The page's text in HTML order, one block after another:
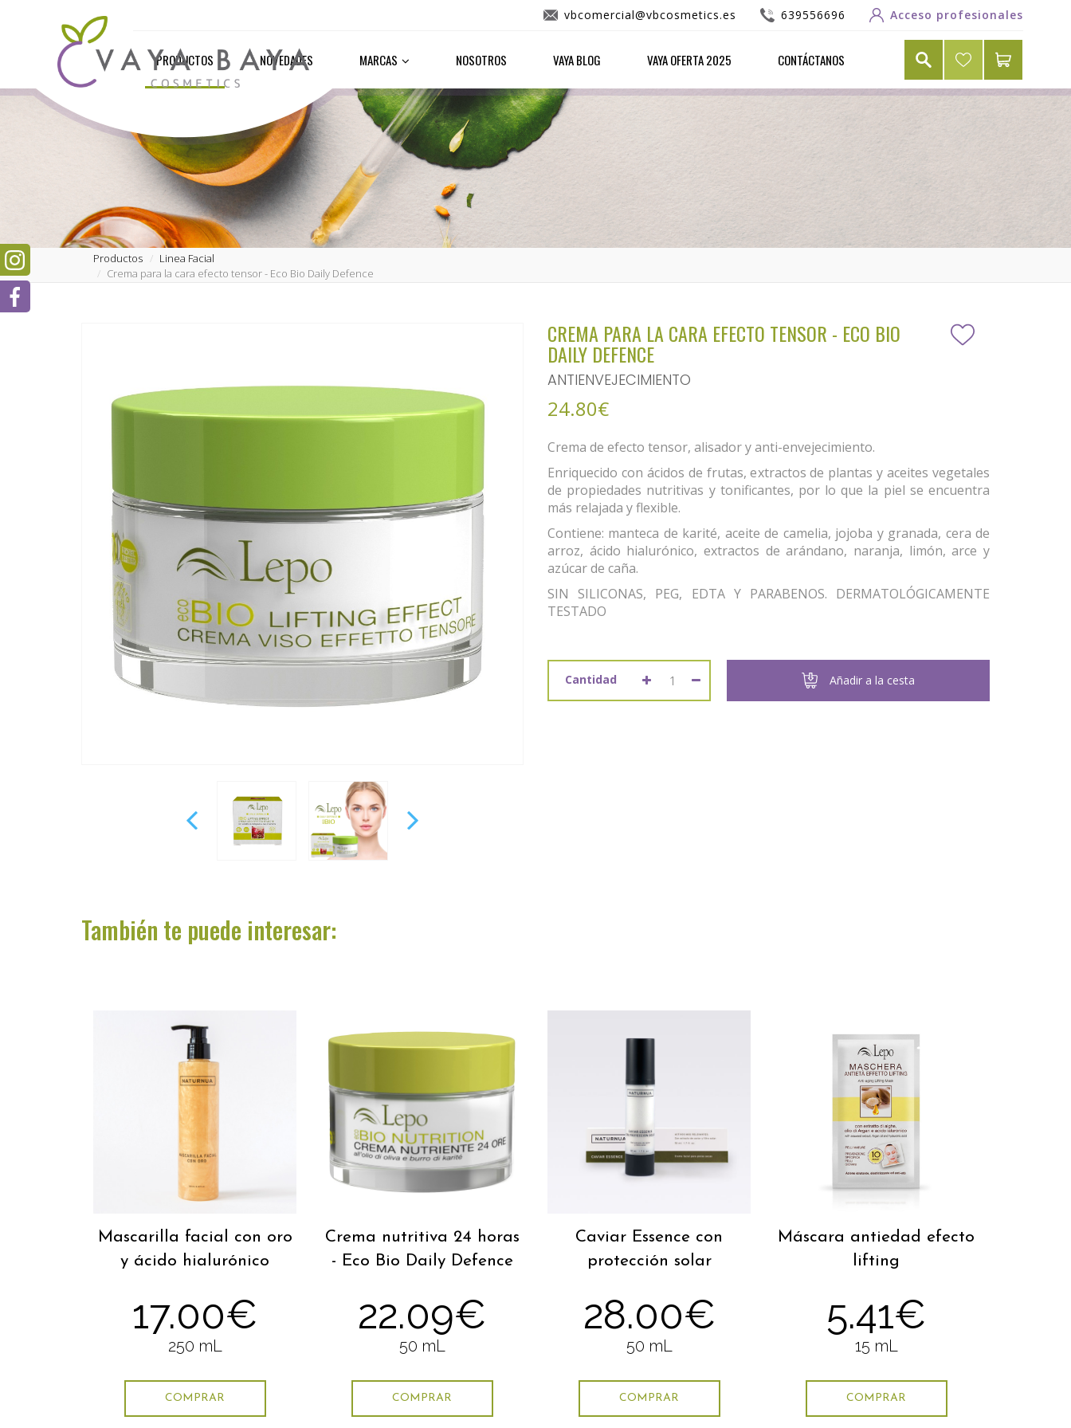
vbcomercial@vbcosmetics.es 639556696 Acceso profesionales
PRODUCTOS NOVEDADES MARCAS NOSOTROS VAYA BLOG VAYA OFERTA 2025 CONTÁCTANOS
Productos
Linea Facial
Crema para la cara efecto tensor - Eco Bio Daily Defence
CREMA PARA LA CARA EFECTO TENSOR - ECO BIO
DAILY DEFENCE
ANTIENVEJECIMIENTO
24.80€
Crema de efecto tensor, alisador y anti-envejecimiento.
Enriquecido con ácidos de frutas, extractos de plantas y aceites vegetales
de propiedades nutritivas y tonificantes, por lo que la piel se encuentra
más relajada y flexible.
Contiene: manteca de karité, aceite de camelia, jojoba y granada, cera de
arroz, ácido hialurónico, extractos de arándano, naranja, limón, arce y
azúcar de caña.
SIN SILICONAS, PEG, EDTA Y PARABENOS. DERMATOLÓGICAMENTE
TESTADO
Cantidad Añadir a la cesta
También te puede interesar:
Mascarilla facial con oro
y ácido hialurónico
17.00€
250 mL
COMPRAR
Crema nutritiva 24 horas
- Eco Bio Daily Defence
22.09€
50 mL
COMPRAR
Caviar Essence con
protección solar
28.00€
50 mL
COMPRAR
Máscara antiedad efecto
lifting
5.41€
15 mL
COMPRAR